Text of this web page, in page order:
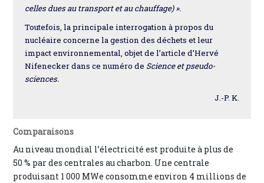
celles dues au transport et au chauffage) ».
Toutefois, la principale interrogation à propos du
nucléaire concerne la gestion des déchets et leur
impact environnemental, objet de l’article d’Hervé
Nifenecker dans ce numéro de Science et pseudo-
sciences.
J.-P. K.
Comparaisons
Au niveau mondial l’électricité est produite à plus de
50 % par des centrales au charbon. Une centrale
produisant 1 000 MWe consomme environ 4 millions de